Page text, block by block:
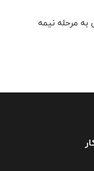
به مرحله نیمه